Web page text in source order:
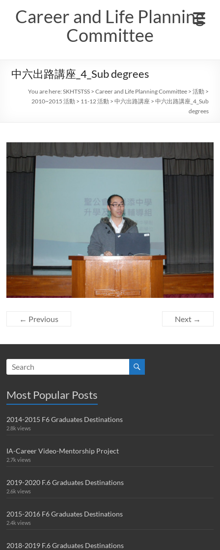
contentCareer and Life Planning
Committee
中六出路講座_4_Sub degrees
You are here:SKHTSTSS >Career and Life Planning Committee >活動 >
2010~2015 活動 > 11-12 活動 >中六出路講座 >中六出路講座_4_Sub
degrees
← Previous Next →
Most Popular Posts
2014-2015 F6 Graduates Destinations
2.8k views
IA-Career Video-Mentorship Project
2.7k views
2019-2020 F.6 Graduates Destinations
2.6k views
2015-2016 F6 Graduates Destinations
2.4k views
2018-2019 F.6 Graduates Destinations